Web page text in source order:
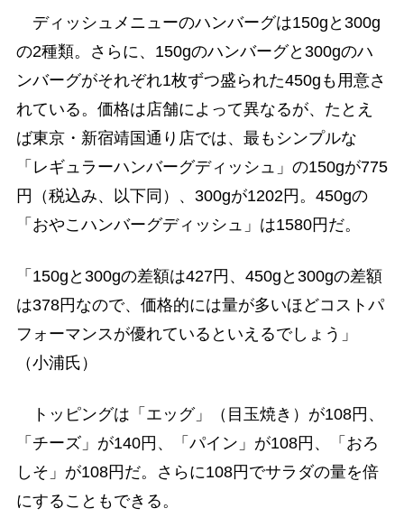
ディッシュメニューのハンバーグは150gと300g
の2種類。さらに、150gのハンバーグと300gのハ
ンバーグがそれぞれ1枚ずつ盛られた450gも用意さ
れている。価格は店舗によって異なるが、たとえ
ば東京・新宿靖国通り店では、最もシンプルな
「レギュラーハンバーグディッシュ」の150gが775
円（税込み、以下同）、300gが1202円。450gの
「おやこハンバーグディッシュ」は1580円だ。
「150gと300gの差額は427円、450gと300gの差額
は378円なので、価格的には量が多いほどコストパ
フォーマンスが優れているといえるでしょう」
（小浦氏）
トッピングは「エッグ」（目玉焼き）が108円、
「チーズ」が140円、「パイン」が108円、「おろ
しそ」が108円だ。さらに108円でサラダの量を倍
にすることもできる。